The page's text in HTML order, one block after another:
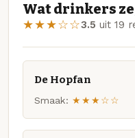
Wat drinkers
★★★☆☆3.5 uit 19
De Hopfan
Smaak: ★★★☆☆